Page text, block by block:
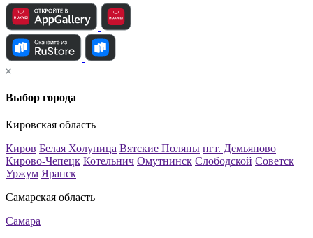
Выбор города
Кировская область
Киров Белая Холуница Вятские Поляны пгт. Демьяново
Кирово-Чепецк Котельнич Омутнинск Слободской Советск
Уржум Яранск
Самарская область
Самара